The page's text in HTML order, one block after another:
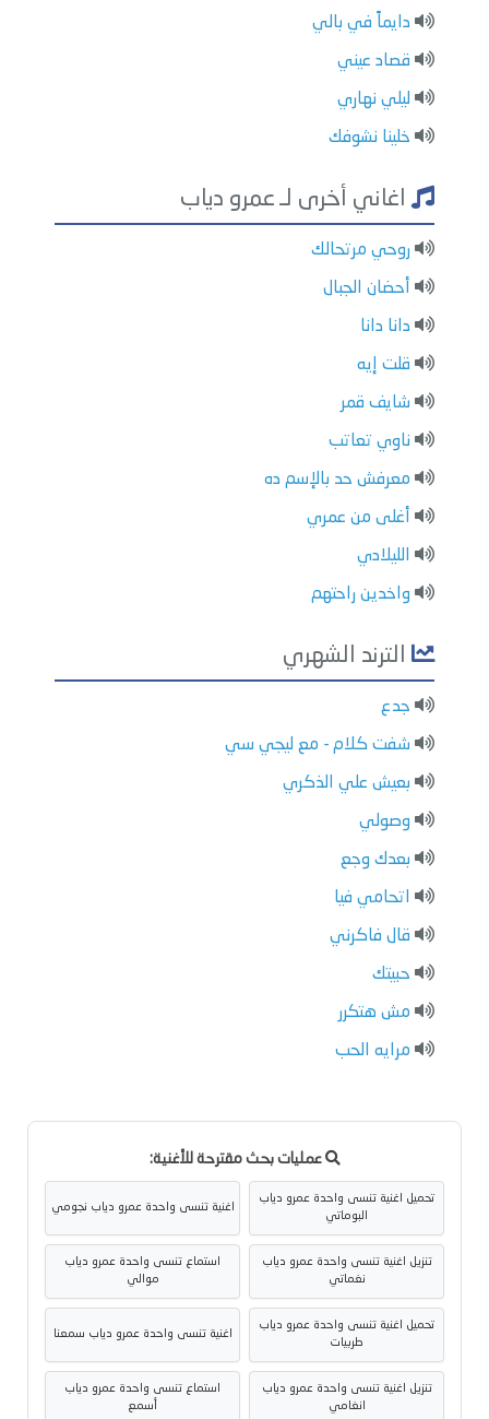
دايماً في بالي
قصاد عيني
ليلي نهاري
خلينا نشوفك
اغاني أخرى لـ عمرو دياب
روحي مرتحالك
أحضان الجبال
دانا دانا
قلت إيه
شايف قمر
ناوي تعاتب
معرفش حد بالإسم ده
أغلى من عمري
الليلادي
واخدين راحتهم
الترند الشهري
جدع
شفت كلام - مع ليجي سي
بعيش علي الذكري
وصولي
بعدك وجع
اتحامي فيا
قال فاكرني
حبيتك
مش هتكرر
مرايه الحب
عمليات بحث مقترحة للأغنية:
تحميل اغنية تنسى واحدة عمرو دياب
البوماتي
اغنية تنسى واحدة عمرو دياب نجومي
تنزيل اغنية تنسى واحدة عمرو دياب
نغماتي
استماع تنسى واحدة عمرو دياب
موالي
تحميل اغنية تنسى واحدة عمرو دياب
طربيات
اغنية تنسى واحدة عمرو دياب سمعنا
تنزيل اغنية تنسى واحدة عمرو دياب
انغامي
استماع تنسى واحدة عمرو دياب
أسمع